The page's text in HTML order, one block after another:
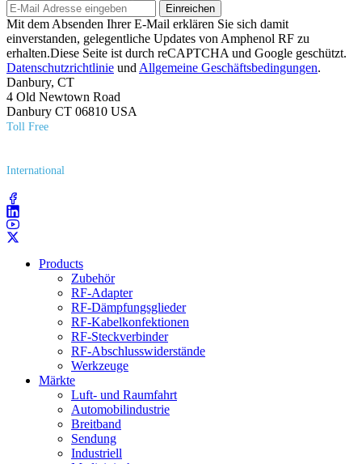
Einreichen
Mit dem Absenden Ihrer E-Mail erklären Sie sich damit
einverstanden, gelegentliche Updates von Amphenol RF zu
erhalten.Diese Seite ist durch reCAPTCHA und Google geschützt.
Datenschutzrichtlinie und Allgemeine Geschäftsbedingungen.
Danbury, CT
4 Old Newtown Road
Danbury CT 06810 USA
Toll Free
International
Products
Zubehör
RF-Adapter
RF-Dämpfungsglieder
RF-Kabelkonfektionen
RF-Steckverbinder
RF-Abschlusswiderstände
Werkzeuge
Märkte
Luft- und Raumfahrt
Automobilindustrie
Breitband
Sendung
Industriell